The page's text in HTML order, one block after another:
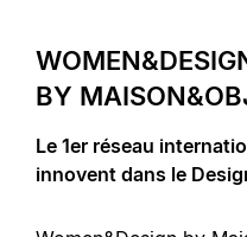
BY
Le 1er réseau
innovent dans le